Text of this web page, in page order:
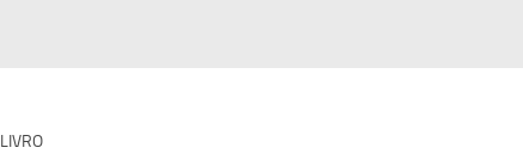
LIVRO